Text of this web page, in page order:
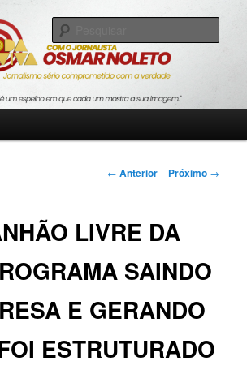
Viva
com a verdade
Navegação
← Anterior Próximo →
LIVRE DA
SAINDO
E GERANDO
ESTRUTURADO